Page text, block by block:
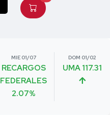
MIE 01/07
RECARGOS
FEDERALES
2.07%
DOM 01/02
UMA 117.31